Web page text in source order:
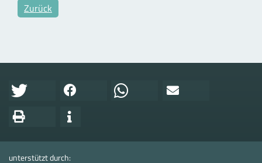
Zurück
unterstützt durch: